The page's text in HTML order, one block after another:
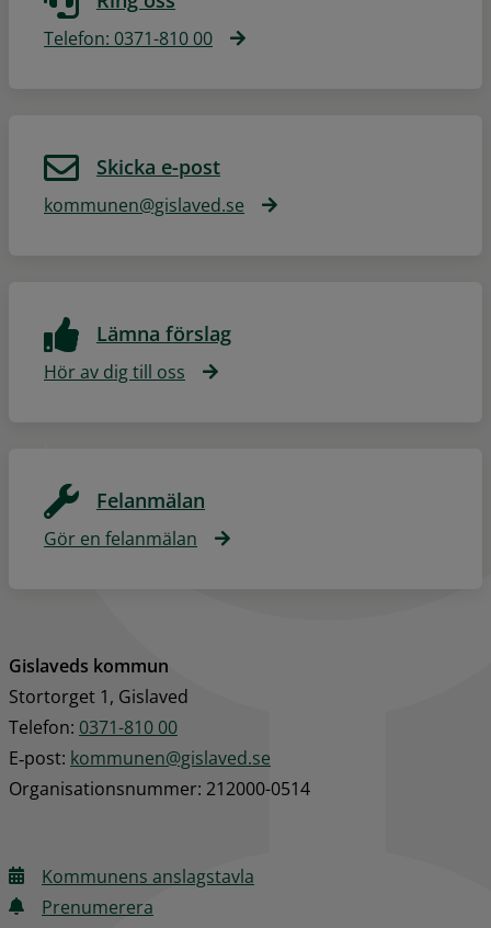
Telefon: 0371-810 00
Skicka e-post
kommunen@gislaved.se
Lämna förslag
Hör av dig till oss
Felanmälan
Gör en felanmälan
Gislaveds kommun
Stortorget 1, Gislaved
Telefon: 0371-810 00
E‑post: kommunen@gislaved.se
Organisationsnummer: 212000-0514
Kommunens anslagstavla
Prenumerera